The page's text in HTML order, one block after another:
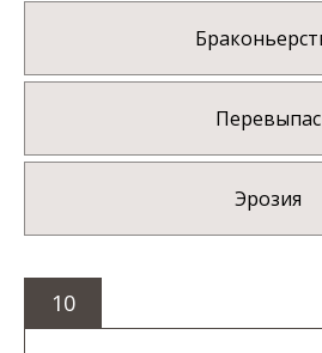
Перевыпас
Эрозия
10